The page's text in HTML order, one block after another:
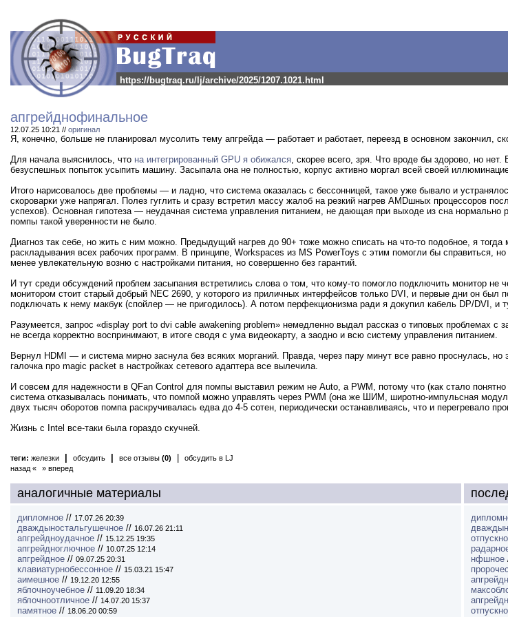
https://bugtraq.ru/lj/archive/2025/1207.1021.html
апгрейднофинальное
12.07.25 10:21 // оригинал
Я, конечно, больше не планировал мусолить тему апгрейда — работает и работает, переезд в основном закончил,
Для начала выяснилось, что на интегрированный GPU я обижался, скорее всего, зря. Что вроде бы здорово, но
безуспешных попыток усыпить машину. Засыпала она не полностью, корпус активно моргал всей своей
Итого нарисовалось две проблемы — и ладно, что система оказалась с бессонницей, такое уже бывало и
скороварки уже напрягал. Полез гуглить и сразу встретил массу жалоб на резкий нагрев AMDшных процессоров
успехов). Основная гипотеза — неудачная система управления питанием, не дающая при выходе из сна
помпы такой уверенности не было.
Диагноз так себе, но жить с ним можно. Предыдущий нагрев до 90+ тоже можно списать на что-то подобное, я тогда
раскладывания всех рабочих программ. В принципе, Workspaces из MS PowerToys с этим помогли бы справиться,
менее увлекательную возню с настройками питания, но совершенно без гарантий.
И тут среди обсуждений проблем засыпания встретились слова о том, что кому-то помогло подключить монитор
монитором стоит старый добрый NEC 2690, у которого из приличных интерфейсов только DVI, и первые дни он
подключать к нему макбук (спойлер — не пригодилось). А потом перфекционизма ради я докупил кабель DP/DVI, и
Разумеется, запрос «display port to dvi cable awakening problem» немедленно выдал рассказ о типовых проблемах
не всегда корректно воспринимают, в итоге сводя с ума видеокарту, а заодно и всю систему управления питанием.
Вернул HDMI — и система мирно заснула без всяких морганий. Правда, через пару минут все равно проснулась,
галочка про magiс packet в настройках сетевого адаптера все вылечила.
И совсем для надежности в QFan Control для помпы выставил режим не Auto, а PWM, потому что (как стало
система отказывалась понимать, что помпой можно управлять через PWM (она же ШИМ, широтно-импульсная
двух тысяч оборотов помпа раскручивалась едва до 4-5 сотен, периодически останавливаясь, что и перегревало
Жизнь с Intel все-таки была гораздо скучней.
теги: железки обсудить все отзывы (0) обсудить в LJ
назад «
» вперед
аналогичные материалы
дипломное // 17.07.26 20:39
дваждыностальгушечное // 16.07.26 21:11
апгрейдноудачное // 15.12.25 19:35
апгрейдноглючное // 10.07.25 12:14
апгрейдное // 09.07.25 20:31
клавиатурнобессонное // 15.03.21 15:47
аимешное // 19.12.20 12:55
яблочноучебное // 11.09.20 18:34
яблочноотличное // 14.07.20 15:37
памятное // 18.06.20 00:59
нфшное